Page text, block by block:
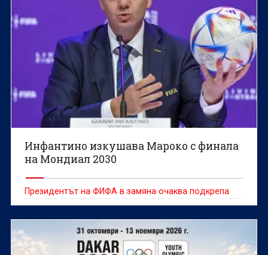
Инфантино изкушава Мароко с финала
на Мондиал 2030
Президентът на ФИФА в замяна очаква подкрепа